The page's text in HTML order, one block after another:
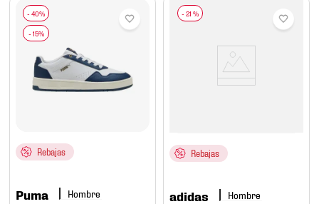
Rebajas
Puma Hombre
- 21 %
Rebajas
adidas Hombre
10. tenis nike